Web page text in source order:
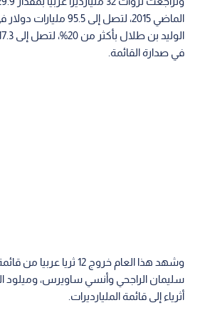
في صدارة القائمة.
وشهد هذا العام خروج 12 ثريا
أثرياء إلى قائمة المليارديرات.